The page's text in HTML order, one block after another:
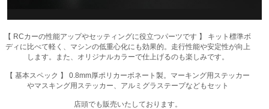
【 RCカーの性能アップやセッティングに役立つパーツです 】 キット標準ボ
ディに比べて軽く、マシンの低重心化にも効果的。走行性能や安定性が向上
します。また、オリジナルカラーで仕上げるのも楽しみです。
【 基本スペック 】 0.8mm厚ポリカーボネート製。マーキング用ステッカー
やマスキング用ステッカー、アルミグラステープなどもセット
店頭でも販売いたしております。